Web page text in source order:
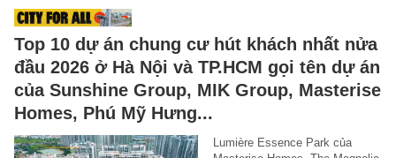
Top 10 dự án chung cư hút khách nhất nửa
đầu 2026 ở Hà Nội và TP.HCM gọi tên dự án
của Sunshine Group, MIK Group, Masterise
Homes, Phú Mỹ Hưng...
Lumière Essence Park của